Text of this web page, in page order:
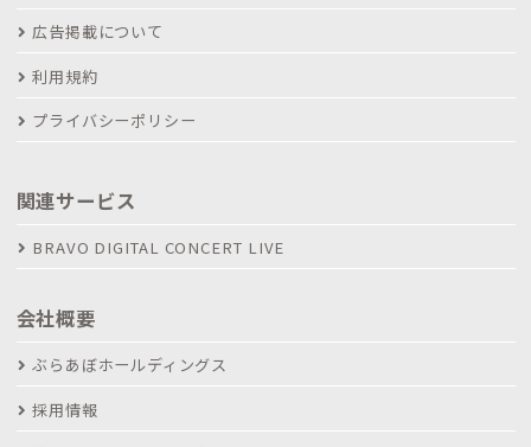
広告掲載について
利用規約
プライバシーポリシー
関連サービス
BRAVO DIGITAL CONCERT LIVE
会社概要
ぶらあぼホールディングス
採用情報